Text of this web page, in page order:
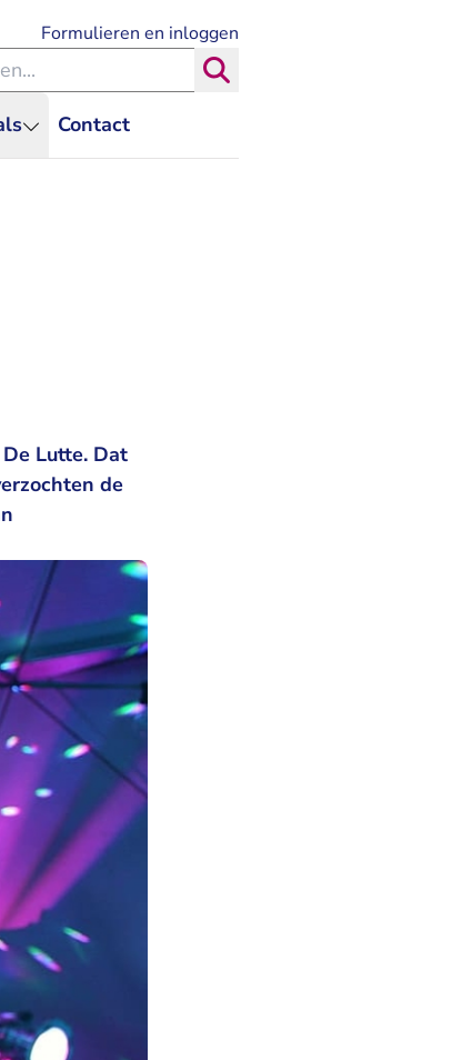
Contact
Formulieren en inloggen
de Rechtspraak
Lutte. Dat
de